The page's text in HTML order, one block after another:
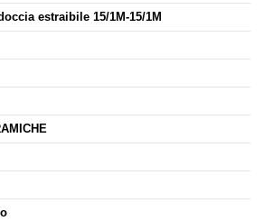
estraibile 15/1M-15/1M